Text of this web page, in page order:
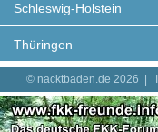
Schleswig-Holstein
Thüringen
© nacktbaden.de 2026 |